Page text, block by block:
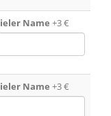
Name +3 €
Name +3 €